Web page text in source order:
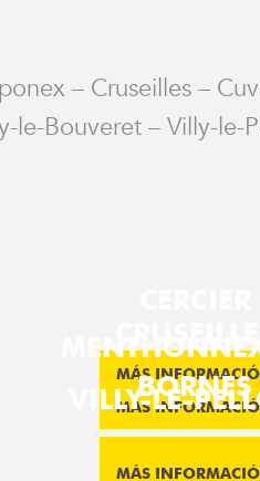
– Cruseilles –
le-Bouveret – Villy-le-
MÁS
MÁS
BORNES
VILLY-LE-
MÁS